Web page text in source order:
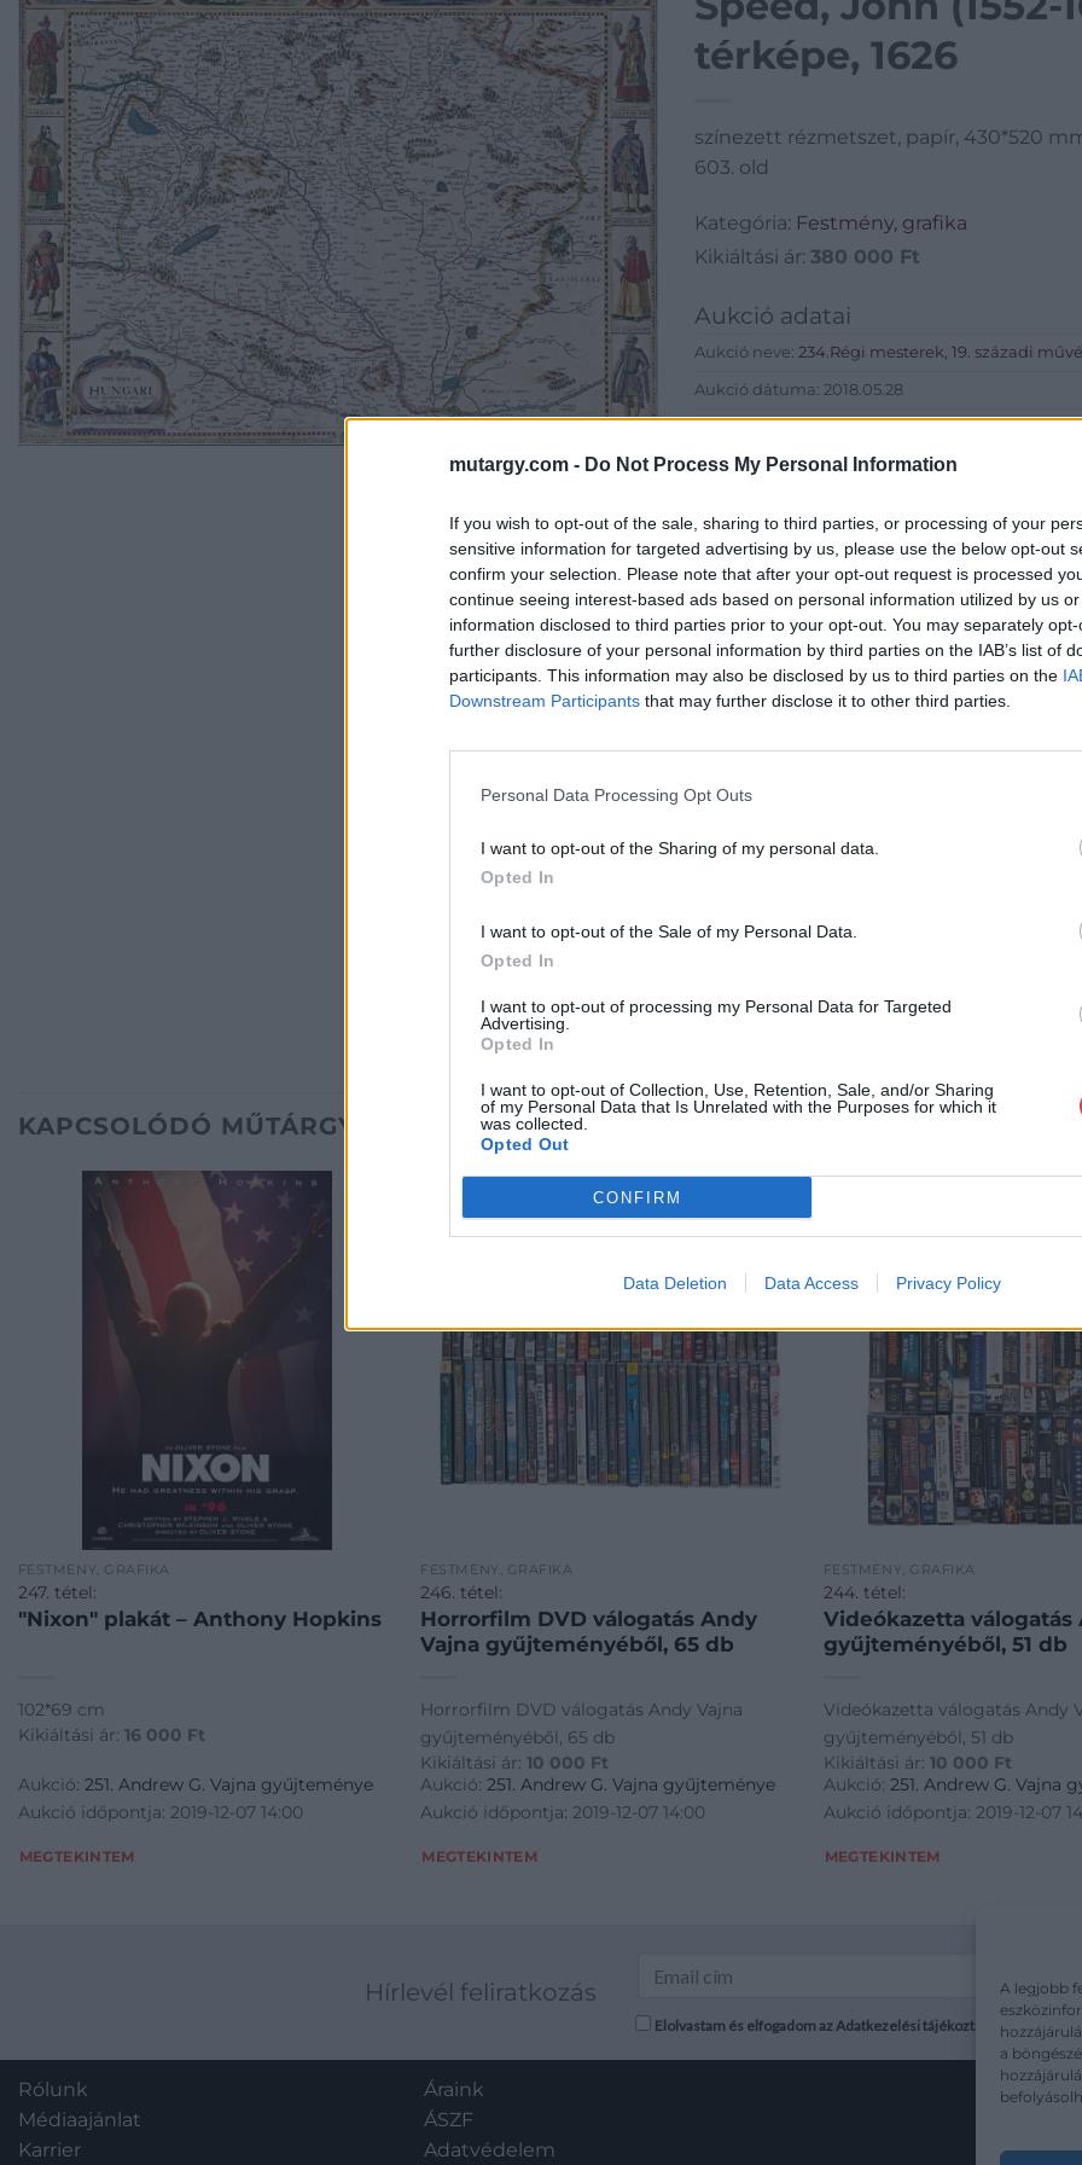
mutargy.com - Do Not Process My Personal Information
If you wish to opt-out of the sale, sharing to third parties, or processing of your
sensitive information for targeted advertising by us, please use the below opt-out
confirm your selection. Please note that after your opt-out request is processed
continue seeing interest-based ads based on personal information utilized by us
information disclosed to third parties prior to your opt-out. You may separately
further disclosure of your personal information by third parties on the IAB’s list of
participants. This information may also be disclosed by us to third parties on the
Downstream Participants that may further disclose it to other third parties.
Personal Data Processing Opt Outs
I want to opt-out of the Sharing of my personal data.
Opted In
I want to opt-out of the Sale of my Personal Data.
Opted In
I want to opt-out of processing my Personal Data for Targeted
Advertising.
Opted In
I want to opt-out of Collection, Use, Retention, Sale, and/or Sharing
of my Personal Data that Is Unrelated with the Purposes for which it
was collected.
Opted Out
CONFIRM
Data Deletion Data Access Privacy Policy
A legjobb
a
térképe, 1626
színezett rézmetszet, papír, 430*520
603. old
Kategória: Festmény, grafika
Kikiáltási ár: 380 000 Ft
Aukció adatai
Aukció neve: 234.Régi mesterek, 19. századi
Aukció dátuma: 2018.05.28
Aukció helye: Budapest, Balaton utca 8.
Eladó adatai
Eladó:
Cím: Müller
Nagyházi
1055
Bemutatkozás: Magas színvonalú festmények
ékszerek, néprajzi tárgyak értékesítése és
értékbecslés. Árveréseinkre a tárgyfelvétel
KAPCSOLÓDÓ MŰTÁRGYAK
FESTMÉNY, GRAFIKA
247. tétel:
"Nixon" plakát – Anthony Hopkins
102*69 cm
Kikiáltási ár: 16 000 Ft
Aukció: 251. Andrew G. Vajna gyűjteménye
Aukció időpontja: 2019-12-07 14:00
MEGTEKINTEM
FESTMÉNY, GRAFIKA
246. tétel:
Horrorfilm DVD válogatás Andy
Vajna gyűjteményéből, 65 db
Horrorfilm DVD válogatás Andy Vajna
gyűjteményéből, 65 db
Kikiáltási ár:10 000 Ft
Aukció:251. Andrew G. Vajna gyűjteménye
Aukció időpontja: 2019-12-07 14:00
MEGTEKINTEM
FESTMÉNY, GRAFIKA
244. tétel:
Videókazetta válogatás
gyűjteményéből, 51 db
Videókazetta válogatás Andy
gyűjteményéből, 51 db
Kikiáltási ár: 10 000 Ft
Aukció: 251. Andrew G. Vajna
Aukció időpontja: 2019-12-07
MEGTEKINTEM
Hírlevél feliratkozás
Elolvastam és elfogadom az Adatkezelési tájékoztatót:
Rólunk
Médiaajánlat
Karrier
Áraink
ÁSZF
Adatvédelem